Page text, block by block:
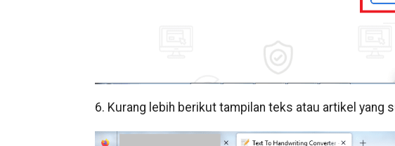
6. Kurang lebih berikut tampilan teks atau artikel yang